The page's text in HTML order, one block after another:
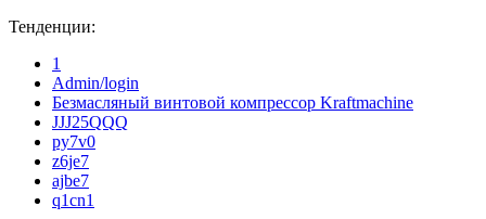
Тенденции:
1
Admin/login
Безмасляный винтовой компрессор Kraftmaсhine
JJJ25QQQ
py7v0
z6je7
ajbe7
q1cn1